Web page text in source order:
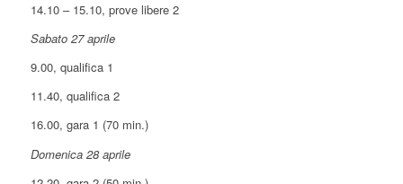
14.10 – 15.10, prove libere 2
Sabato 27 aprile
9.00, qualifica 1
11.40, qualifica 2
16.00, gara 1 (70 min.)
Domenica 28 aprile